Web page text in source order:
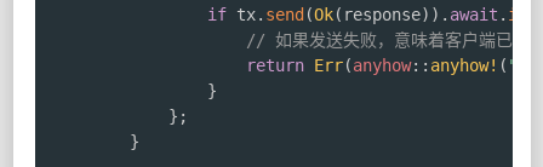
if tx. send (Ok( response) ) . await .
// 如果发送失败，意味着客户端已经
return Err(anyhow:: anyhow! (
}
} ;
}